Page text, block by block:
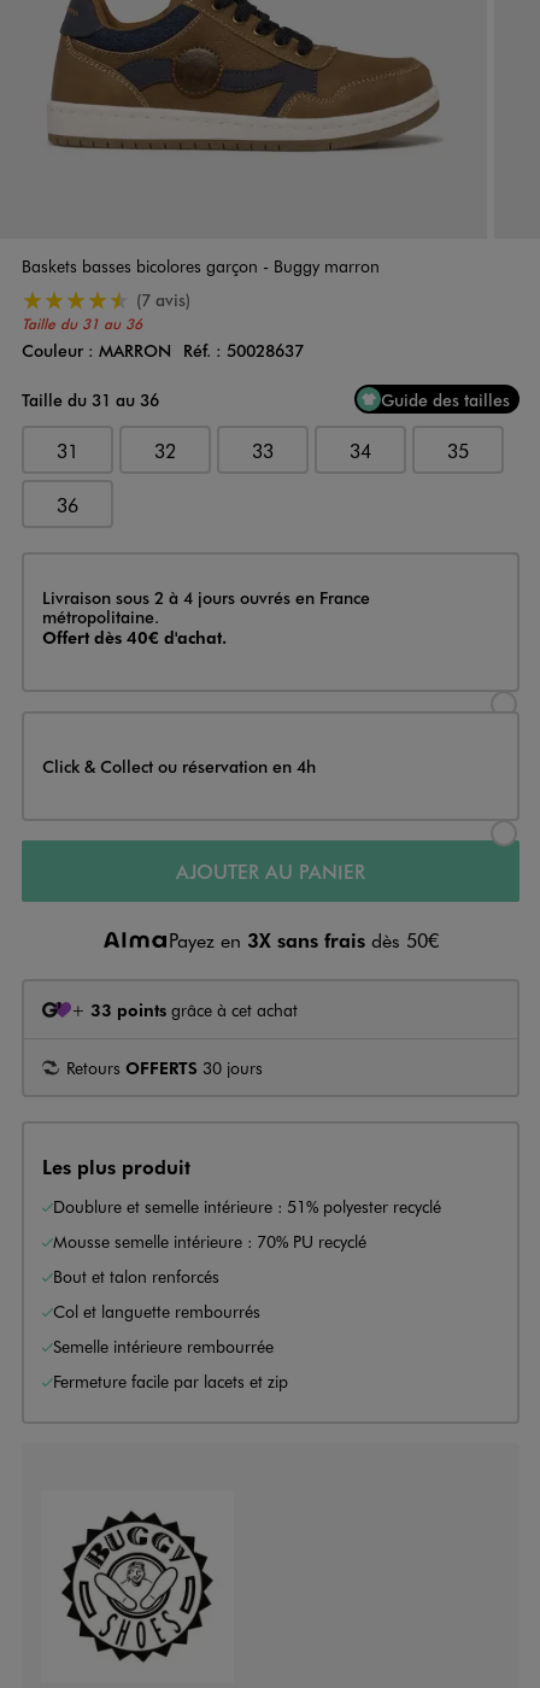
Baskets basses bicolores garçon - Buggy marron
Taille du 31 au 36
4.5/5 de moyenne
(7 avis)
Couleur
Couleur : MARRON Réf. : 50028637
Taille du 31 au 36
Guide des tailles
31 32 33 34 35
36
Livraison
Livraison sous 2 à 4 jours ouvrés en France
métropolitaine.
Offert dès 40€ d'achat.
Click & Collect ou réservation en 4h
AJOUTER AU PANIER
Payez en 3X sans frais dès 50€
+ 33 points grâce à cet achat
Retours OFFERTS 30 jours
Les plus produit
Doublure et semelle intérieure : 51% polyester recyclé
Mousse semelle intérieure : 70% PU recyclé
Bout et talon renforcés
Col et languette rembourrés
Semelle intérieure rembourrée
Fermeture facile par lacets et zip